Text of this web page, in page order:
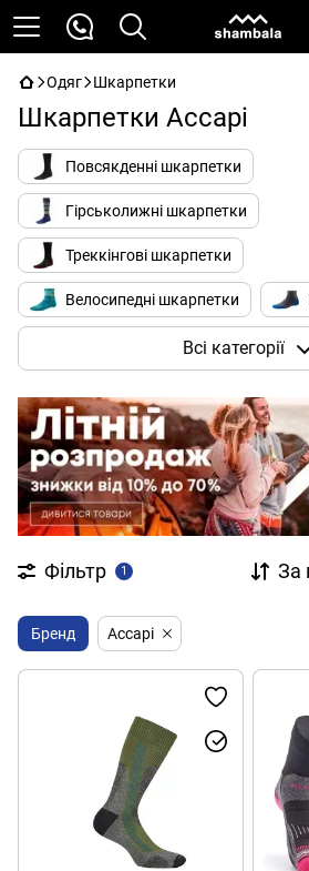
Одяг Шкарпетки
Шкарпетки Accapi
Повсякденні шкарпетки
Гірськолижні шкарпетки
Треккінгові шкарпетки
Велосипедні шкарпетки
Вовняні шкарпеткиВсі категорії
Фільтр 1 За
Бренд Accapi